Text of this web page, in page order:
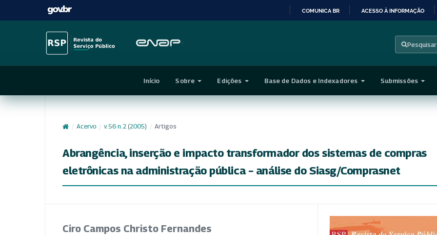
CONTEÚDO
COMUNICA BR ACESSO À INFORMAÇÃO
Pesquisar
Início Sobre Edições Base de Dados e Indexadores Submissões
/ Acervo / v. 56 n. 2 (2005) / Artigos
Abrangência, inserção e impacto transformador dos sistemas de compras
eletrônicas na administração pública – análise do Siasg/Comprasnet
Ciro Campos Christo Fernandes